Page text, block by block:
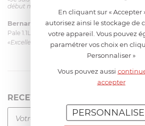
début mais ça le fait. La livraison a été très
Bernard le 23/06/2026 à 09:43
Pale 1.1L pour Glacier Magimix 11031/121/123/124
«Excellent: produit et livraison»
RECEVEZ LA NEWSLETTER
En cliquant sur « Accepter
autorisez ainsi le stockage de
votre appareil. Vous pouvez
paramétrer vos choix en
Personnaliser »
Vous pouvez aussi
accepter